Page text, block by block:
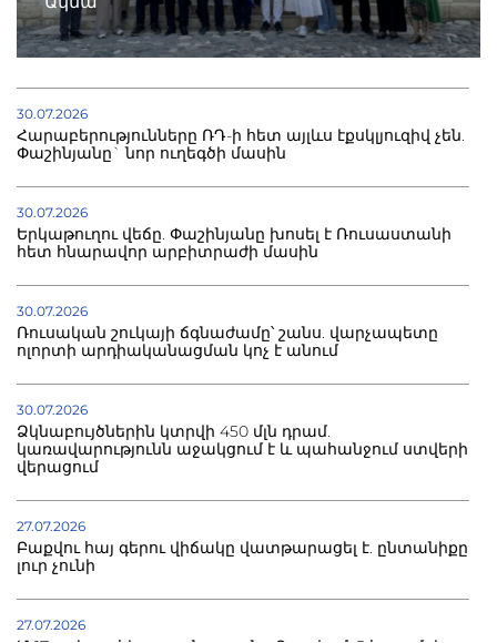
30.07.2026
Հարաբերությունները ՌԴ-ի հետ այլևս էքսկլյուզիվ չեն.
Փաշինյանը` նոր ուղեգծի մասին
30.07.2026
Երկաթուղու վեճը. Փաշինյանը խոսել է Ռուսաստանի
հետ հնարավոր արբիտրաժի մասին
30.07.2026
Ռուսական շուկայի ճգնաժամը՝ շանս. վարչապետը
ոլորտի արդիականացման կոչ է անում
30.07.2026
Ձկնաբույծներին կտրվի 450 մլն դրամ.
կառավարությունն աջակցում է և պահանջում ստվերի
վերացում
27.07.2026
Բաքվու հայ գերու վիճակը վատթարացել է. ընտանիքը
լուր չունի
27.07.2026